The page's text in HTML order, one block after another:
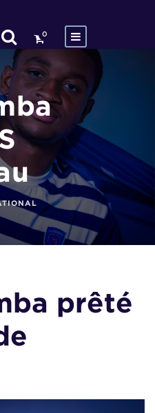
0
prêté